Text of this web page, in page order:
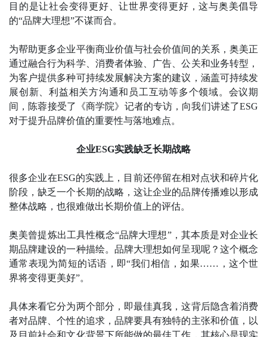
目的是让社会变得更好、让世界变得更好，这与奥美倡导
的“品牌大理想”不谋而合。
为帮助更多企业平衡商业价值与社会价值间的关系，奥美正
通过融合行为科学、消费者体验、广告、公关和业务转型，
为客户提供多种可持续发展解决方案的建议，涵盖可持续发
展创新、利益相关方沟通和员工互动等多个领域。会议期
间，陈蓉接受了《商学院》记者的专访，向我们讲述了ESG
对于提升品牌价值的重要性与落地难点。
企业ESG实践缺乏长期战略
很多企业在ESG的实践上，目前还停留在相对点状和碎片化
阶段，缺乏一个长期的战略，这让企业的品牌传播难以形成
整体战略，也很难做出长期价值上的评估。
奥美曾提炼出工具性概念“品牌大理想”，其本质是对企业长
期品牌建设的一种描绘。品牌大理想如何呈现呢？这个概念
通常表现为简短的话语，即“我们相信，如果……，这个世
界将变得更美好”。
具体来看它分为两个部分，即最佳真我，这背后隐含着消费
者对品牌、个性的追求，品牌要具有独特的主张和价值，以
及目前社会和文化背景下所能做的最佳工作，其核心是现实